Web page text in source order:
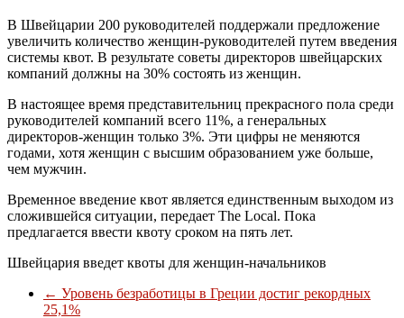
В Швейцарии 200 руководителей поддержали предложение
увеличить количество женщин-руководителей путем введения
системы квот. В результате советы директоров швейцарских
компаний должны на 30% состоять из женщин.
В настоящее время представительниц прекрасного пола среди
руководителей компаний всего 11%, а генеральных
директоров-женщин только 3%. Эти цифры не меняются
годами, хотя женщин с высшим образованием уже больше,
чем мужчин.
Временное введение квот является единственным выходом из
сложившейся ситуации, передает The Local. Пока
предлагается ввести квоту сроком на пять лет.
Швейцария введет квоты для женщин-начальников
← Уровень безработицы в Греции достиг рекордных
25,1%